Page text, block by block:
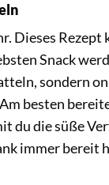
Dieses Rezept
Snack
sondern
besten
du die süße
immer bereit